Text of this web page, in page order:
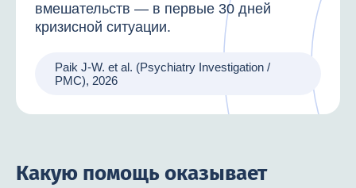
вмешательств — в первые 30 дней
кризисной ситуации.
Paik J-W. et al. (Psychiatry Investigation /
PMC), 2026
Какую помощь оказывает